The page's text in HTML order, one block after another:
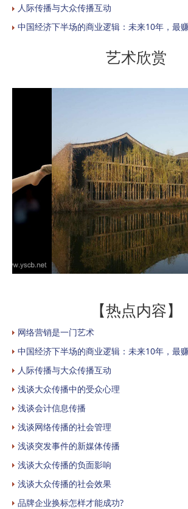
人际传播与大众传播互动
中国经济下半场的商业逻辑：未来10年，最
艺术欣赏
【热点内容】
网络营销是一门艺术
中国经济下半场的商业逻辑：未来10年，最
人际传播与大众传播互动
浅谈大众传播中的受众心理
浅谈会计信息传播
浅谈网络传播的社会管理
浅谈突发事件的新媒体传播
浅谈大众传播的负面影响
浅谈大众传播的社会效果
品牌企业换标怎样才能成功?